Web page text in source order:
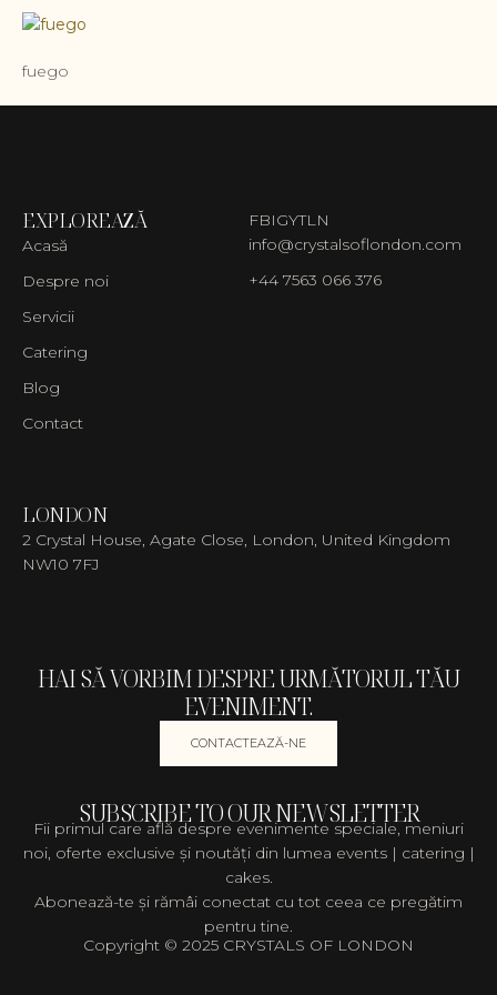
fuego
EXPLOREAZĂ
Acasă
Despre noi
Servicii
Catering
Blog
Contact
FBIGYTLN
info@crystalsoflondon.com
+44 7563 066 376
LONDON
2 Crystal House, Agate Close, London, United Kingdom
NW10 7FJ
HAI SĂ VORBIM DESPRE URMĂTORUL TĂU
EVENIMENT.
CONTACTEAZĂ-NE
SUBSCRIBE TO OUR NEWSLETTER
Fii primul care află despre evenimente speciale, meniuri
noi, oferte exclusive și noutăți din lumea events | catering |
cakes.
Abonează-te și rămâi conectat cu tot ceea ce pregătim
pentru tine.
Copyright © 2025 CRYSTALS OF LONDON